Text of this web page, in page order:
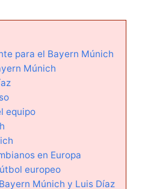
para el Bayern Múnich
Múnich
equipo
en Europa
europeo
Múnich y Luis Díaz